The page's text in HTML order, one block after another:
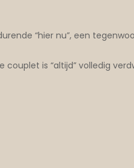
“hier nu”, een
is “altijd” volledig